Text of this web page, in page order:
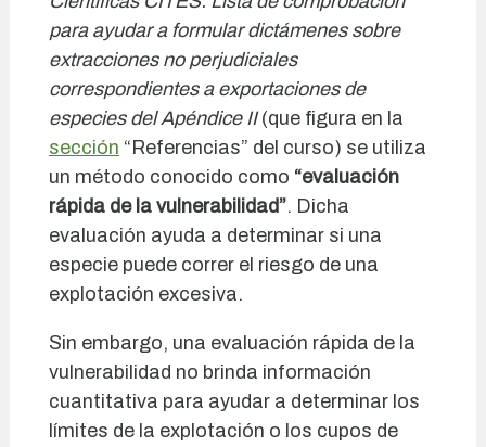
para ayudar a formular dictámenes sobre
extracciones no perjudiciales
correspondientes a exportaciones de
especies del Apéndice II(que figura en la
sección “Referencias” del curso) se utiliza
un método conocido como “evaluación
rápida de la vulnerabilidad”. Dicha
evaluación ayuda a determinar si una
especie puede correr el riesgo de una
explotación excesiva.
Sin embargo, una evaluación rápida de la
vulnerabilidad no brinda información
cuantitativa para ayudar a determinar los
límites de la explotación o los cupos de